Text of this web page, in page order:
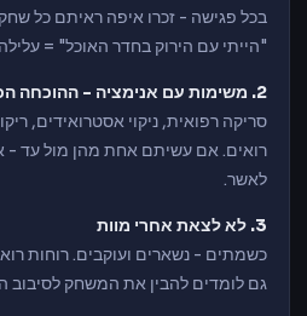
"הייתי עם הירוק בחדר האוכל" =
2. משימות עם אנימציה - ההוכחה הכי חזקה
סריקה רפואית, ניקוי אסטרואידים,
רואים. אם עשיתם אחת מהן מול עד -
לאשר.
3. לא לצאת אחרי מוות
כשמתים - נשארים ועוקבים. רוחות
גם לומדים להבין את המשחק לסיבוב